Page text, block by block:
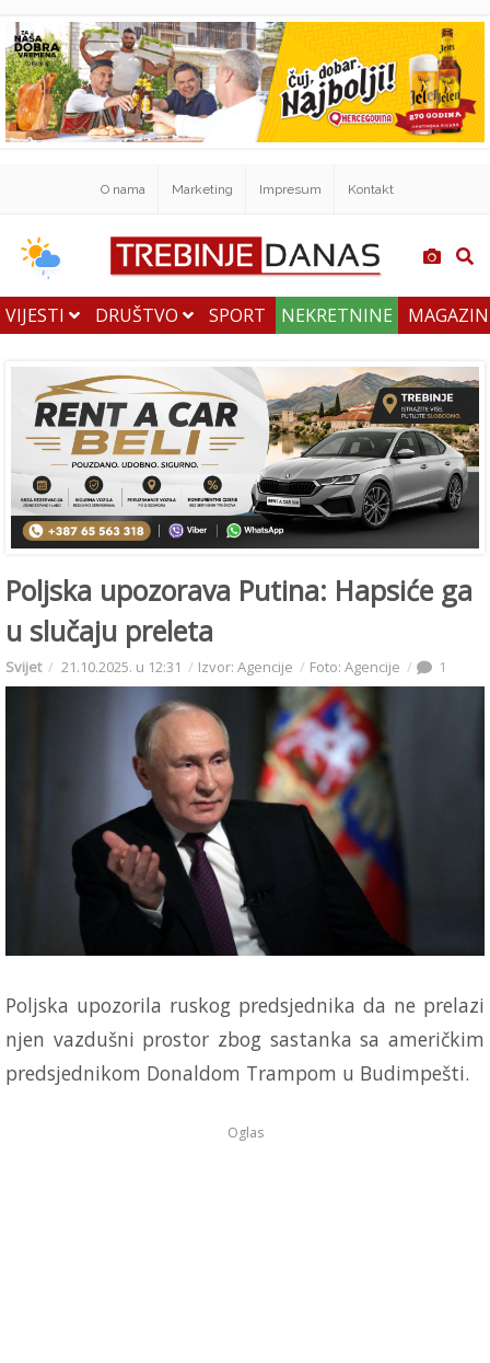
O nama Marketing Impresum Kontakt
VIJESTI DRUŠTVO SPORT NEKRETNINE
Poljska upozorava Putina: Hapsiće ga
u slučaju preleta
Svijet 21.10.2025. u 12:31 Izvor: Agencije Foto: Agencije 1
Poljska upozorila ruskog predsjednika da ne prelazi
njen vazdušni prostor zbog sastanka sa američkim
predsjednikom Donaldom Trampom u Budimpešti.
Oglas